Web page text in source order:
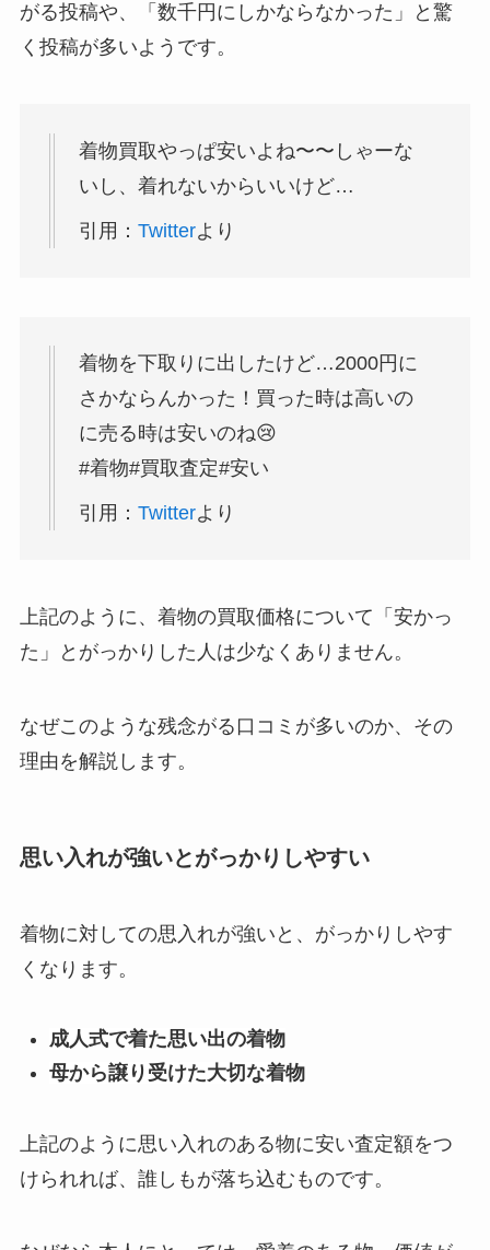
がる投稿や、「数千円にしかならなかった」と驚
く投稿が多いようです。
着物買取やっぱ安いよね〜〜しゃーな
いし、着れないからいいけど…
引用： Twitterより
着物を下取りに出したけど…2000円に
さかならんかった！買った時は高いの
に売る時は安いのね😢
#着物#買取査定#安い
引用： Twitterより
上記のように、着物の買取価格について「安かっ
た」とがっかりした人は少なくありません。
なぜこのような残念がる口コミが多いのか、その
理由を解説します。
思い入れが強いとがっかりしやすい
着物に対しての思入れが強いと、がっかりしやす
くなります。
成人式で着た思い出の着物
母から譲り受けた大切な着物
上記のように思い入れのある物に安い査定額をつ
けられれば、誰しもが落ち込むものです。